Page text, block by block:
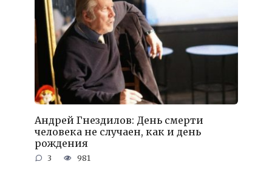
Андрей Гнездилов: День смерти
человека не случаен, как и день
рождения
3 981